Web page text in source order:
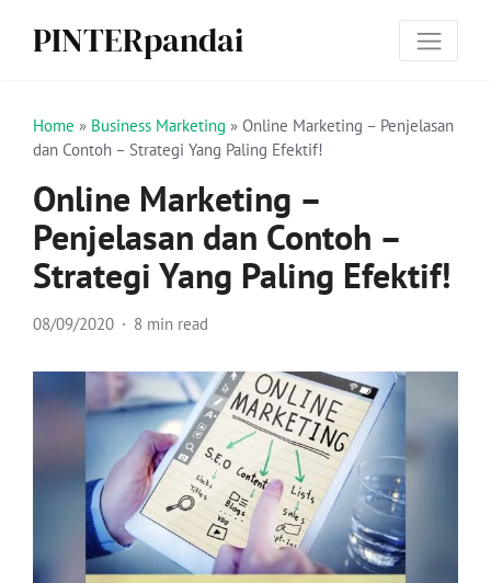
PINTERpandai
Home » Business Marketing » Online Marketing – Penjelasan
dan Contoh – Strategi Yang Paling Efektif!
Online Marketing –
Penjelasan dan Contoh –
Strategi Yang Paling Efektif!
08/09/2020 8 min read